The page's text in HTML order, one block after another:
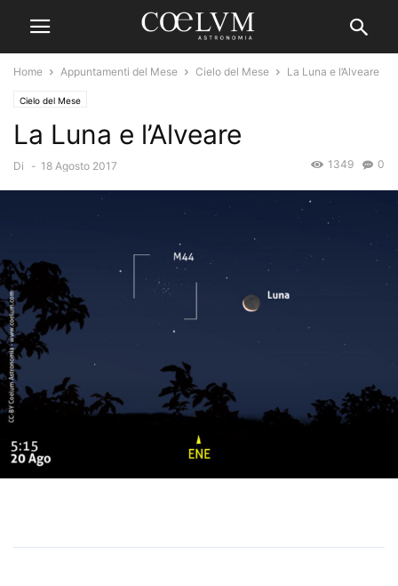
Home Appuntamenti del Mese Cielo del Mese La Luna e l’Alveare
Cielo del Mese
La Luna e l’Alveare
Di - 18 Agosto 2017 0
1349